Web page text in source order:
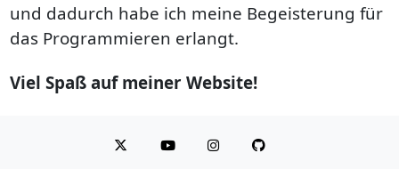
und dadurch habe ich meine Begeisterung für
das Programmieren erlangt.
Viel Spaß auf meiner Website!